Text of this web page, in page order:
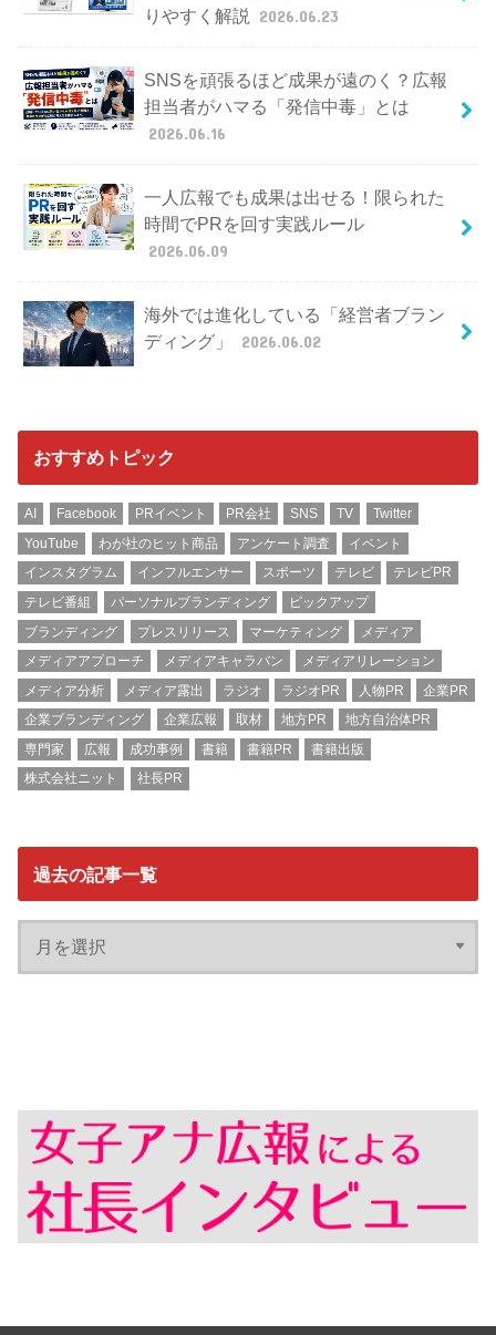
りやすく解説
2026.06.23
SNSを頑張るほど成果が遠のく？広報
担当者がハマる「発信中毒」とは
2026.06.16
一人広報でも成果は出せる！限られた
時間でPRを回す実践ルール
2026.06.09
海外では進化している「経営者ブラン
ディング」
2026.06.02
おすすめトピック
AI Facebook PRイベント PR会社 SNS TV
Twitter
YouTube
わが社のヒット商品 アンケート調査
イベント
インスタグラム
インフルエンサー スポーツ テレビ
テレビPR
テレビ番組
パーソナルブランディング
ピックアップ
ブランディング
プレスリリース マーケティング
メディア
メディアアプローチ
メディアキャラバン
メディアリレーション
メディア分析
メディア露出 ラジオ ラジオPR 人物PR
企業PR
企業ブランディング
企業広報 取材 地方PR
地方自治体PR
専門家
広報 成功事例 書籍 書籍PR
書籍出版
株式会社ニット
社長PR
過去の記事一覧